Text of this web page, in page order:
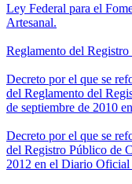
Ley Federal para el
Artesanal.
Reglamento del
Decreto por el que se
del Reglamento del
de septiembre de 2010
Decreto por el que se
del Registro Público de
2012 en el Diario Oficial